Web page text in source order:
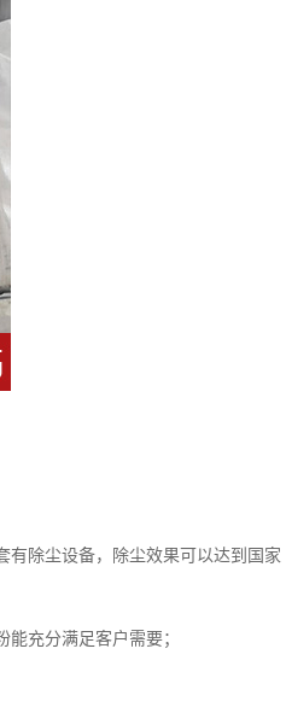
尘设备，除尘效果可以达到国家
充分满足客户需要；